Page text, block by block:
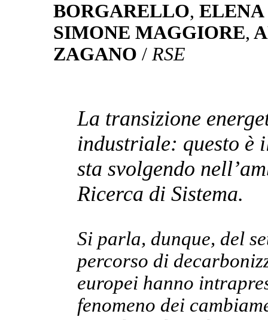
BORGARELLO,
SIMONE MAGGIORE,
ZAGANO / RSE
La transizione
industriale: questo è
sta svolgendo
Ricerca di Sistema.
Si parla, dunque, del
percorso di
europei hanno
fenomeno dei